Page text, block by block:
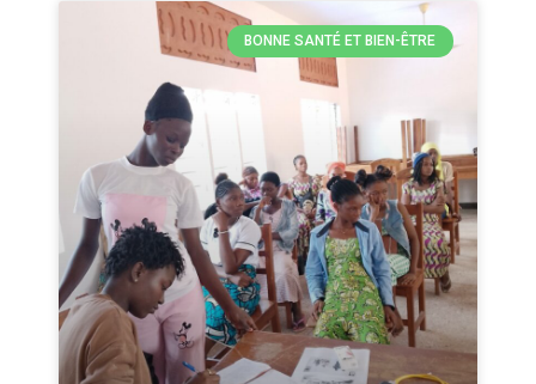
BONNE SANTÉ ET BIEN-ÊTRE